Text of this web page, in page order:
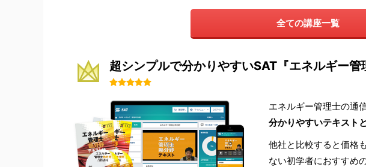
全ての講座一覧
超シンプルで分かりやすいSAT『エネルギー管
エネルギー管理士の通
分かりやすいテキスト
他社と比較すると価格
ない初学者におすすめ